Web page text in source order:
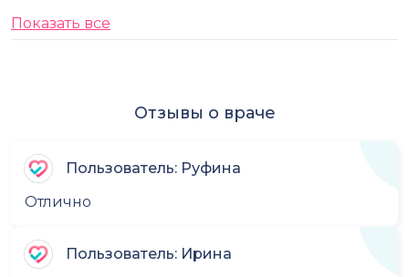
Показать все
Отзывы о враче
Пользователь: Руфина
Отлично
Пользователь: Ирина